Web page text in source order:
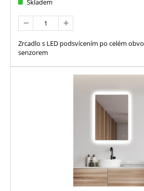
Skladem
Zrcadlo s LED podsvícením po celém
senzorem